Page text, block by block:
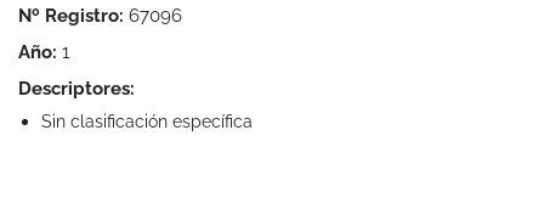
Nº Registro: 67096
Año: 1
Descriptores:
Sin clasificación específica